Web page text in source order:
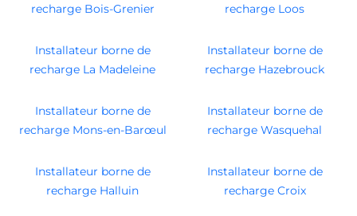
recharge Bois-Grenier
recharge Loos
Installateur borne de
recharge La Madeleine
Installateur borne de
recharge Hazebrouck
Installateur borne de
recharge Mons-en-Barœul
Installateur borne de
recharge Wasquehal
Installateur borne de
recharge Halluin
Installateur borne de
recharge Croix